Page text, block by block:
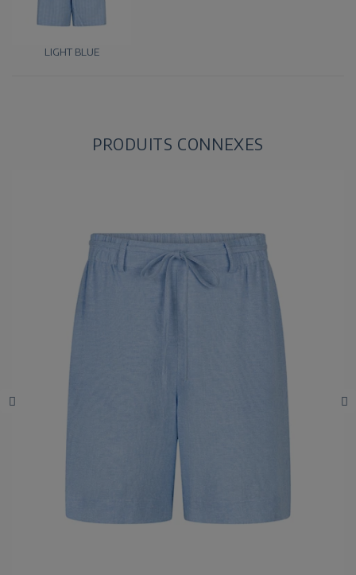
LIGHT BLUE
PRODUITS CONNEXES